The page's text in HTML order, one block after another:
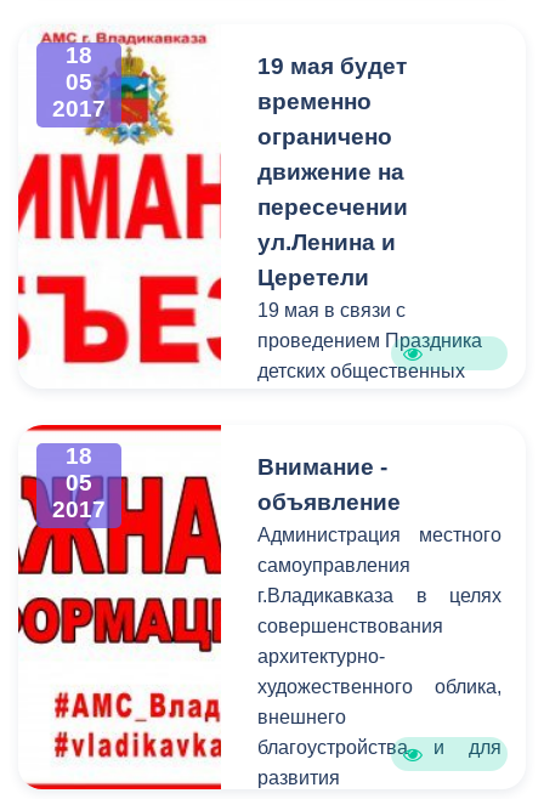
ул.Бритаева до
ул.Калинина) с 21.05.2017
будет введено
транспортных средств.
Просим участников
дорожного движение быть
внимательными на
дорогах и неукоснительно
соблюдать требования
Правил дорожного
18
05
2017
19 мая будет
временно
ограничено
движение на
пересечении
ул.Ленина и
Церетели
19 мая в связи с
проведением Праздника
детских общественных
пионерских организаций,
будет ограничено
автомобильное движение
пересечении ул.Ленина и
18
05
2017
Внимание -
объявление
Администрация местного
самоуправления
г.Владикавказа в целях
совершенствования
архитектурно-
художественного облика,
внешнего
благоустройства и для
развития